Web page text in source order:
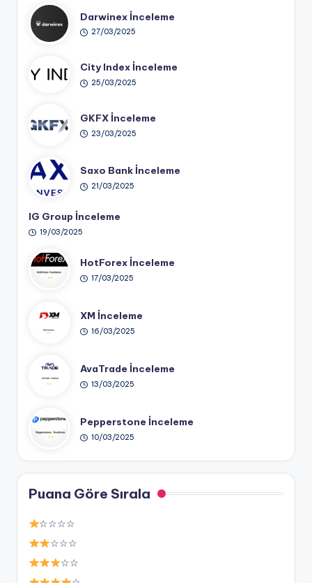
Darwinex İnceleme
27/03/2025
City Index İnceleme
25/03/2025
GKFX İnceleme
23/03/2025
Saxo Bank İnceleme
21/03/2025
IG Group İnceleme
19/03/2025
HotForex İnceleme
17/03/2025
XM İnceleme
16/03/2025
AvaTrade İnceleme
13/03/2025
Pepperstone İnceleme
10/03/2025
Puana Göre Sırala
☆☆☆☆
☆☆☆
☆☆